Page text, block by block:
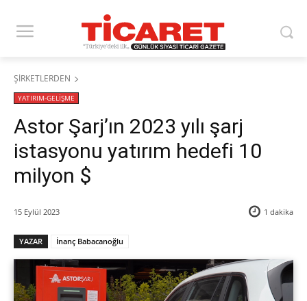
ŞİRKETLERDEN
YATIRIM-GELİŞME
Astor Şarj’ın 2023 yılı şarj
istasyonu yatırım hedefi 10
milyon $
15 Eylül 2023 1 dakika
YAZAR İnanç Babacanoğlu